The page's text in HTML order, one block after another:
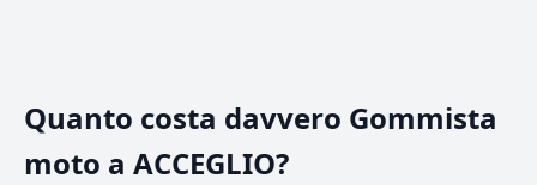
Quanto costa davvero Gommista
moto a ACCEGLIO?